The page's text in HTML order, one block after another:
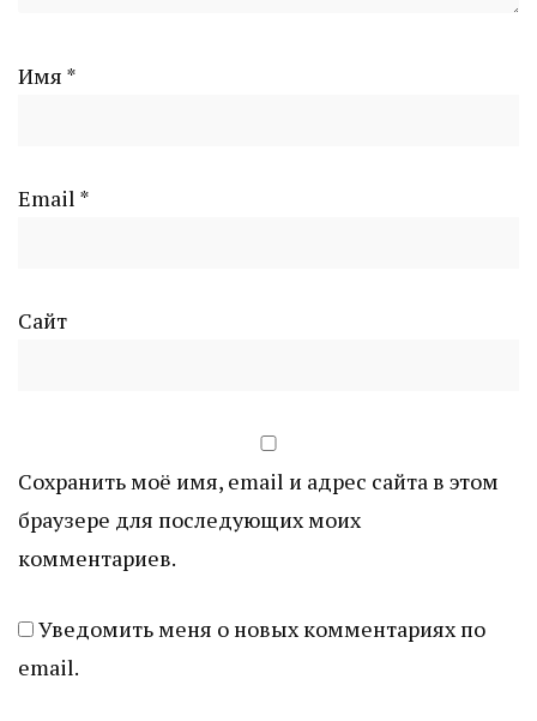
Имя *
Email *
Сайт
Сохранить моё имя, email и адрес сайта в этом
браузере для последующих моих
комментариев.
Уведомить меня о новых комментариях по
email.